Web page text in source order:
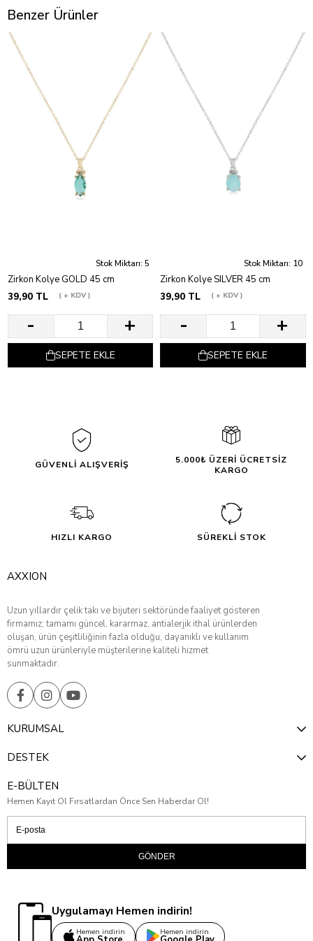
Benzer Ürünler
Stok Miktarı: 5
Zirkon Kolye GOLD 45 cm
39,90 TL
+ KDV
SEPETE EKLE
Stok Miktarı: 10
Zirkon Kolye SILVER 45 cm
39,90 TL
+ KDV
SEPETE EKLE
GÜVENLİ ALIŞVERİŞ
5.000₺ ÜZERİ ÜCRETSİZ
KARGO
HIZLI KARGO SÜREKLİ STOK
AXXION
Uzun yıllardır çelik takı ve bijuteri sektöründe faaliyet gösteren
firmamız; tamamı güncel, kararmaz, antialerjik ithal ürünlerden
oluşan, ürün çeşitliliğinin fazla olduğu, dayanıklı ve kullanım
ömrü uzun ürünleriyle müşterilerine kaliteli hizmet
sunmaktadır.
KURUMSAL
DESTEK
E-BÜLTEN
Hemen Kayıt Ol Fırsatlardan Önce Sen Haberdar Ol!
GÖNDER
Uygulamayı Hemen indirin!
Hemen indirin Hemen indirin